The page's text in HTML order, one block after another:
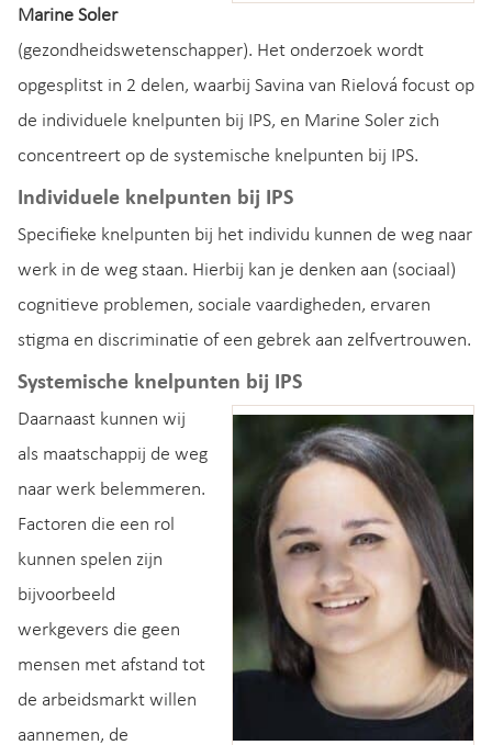
Marine Soler
(gezondheidswetenschapper). Het onderzoek wordt
opgesplitst in 2 delen, waarbij Savina van Rielová focust op
de individuele knelpunten bij IPS, en Marine Soler zich
concentreert op de systemische knelpunten bij IPS.
Individuele knelpunten bij IPS
Specifieke knelpunten bij het individu kunnen de weg naar
werk in de weg staan. Hierbij kan je denken aan (sociaal)
cognitieve problemen, sociale vaardigheden, ervaren
stigma en discriminatie of een gebrek aan zelfvertrouwen.
Systemische knelpunten bij IPS
Daarnaast kunnen wij
als maatschappij de weg
naar werk belemmeren.
Factoren die een rol
kunnen spelen zijn
bijvoorbeeld
werkgevers die geen
mensen met afstand tot
de arbeidsmarkt willen
aannemen, de